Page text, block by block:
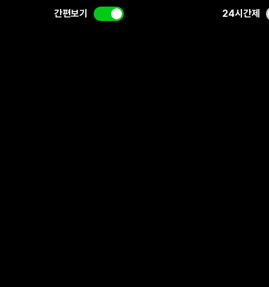
간편보기 24시간제